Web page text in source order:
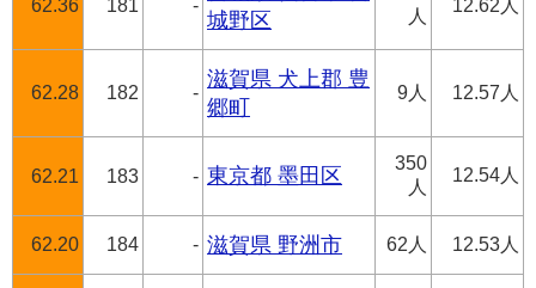
62.36 181 -
城野区
人
12.62人
62.28 182 -
滋賀県 犬上郡 豊
郷町
9人 12.57人
62.21 183 - 東京都 墨田区
350
人
12.54人
62.20 184 - 滋賀県 野洲市 62人 12.53人